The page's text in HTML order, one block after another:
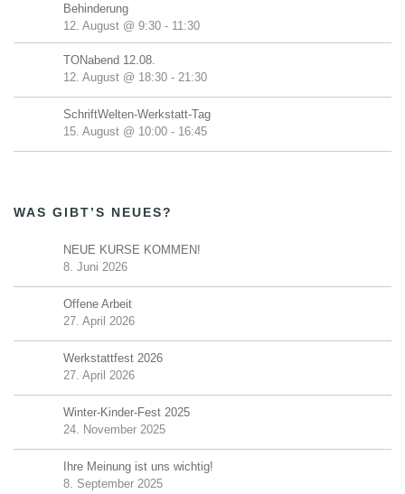
Behinderung
12. August @ 9:30 - 11:30
TONabend 12.08.
12. August @ 18:30 - 21:30
SchriftWelten-Werkstatt-Tag
15. August @ 10:00 - 16:45
WAS GIBT’S NEUES?
NEUE KURSE KOMMEN!
8. Juni 2026
Offene Arbeit
27. April 2026
Werkstattfest 2026
27. April 2026
Winter-Kinder-Fest 2025
24. November 2025
Ihre Meinung ist uns wichtig!
8. September 2025